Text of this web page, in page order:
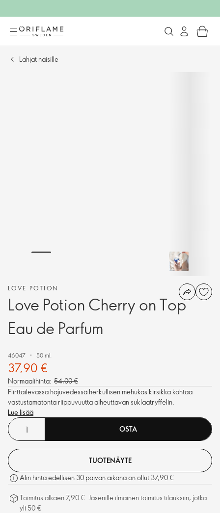
Lahjat naisille
LOVE POTION
Love Potion Cherry on Top
Eau de Parfum
46047 50 ml.
37,90 €
Normaalihinta: 54,00 €
Flirttailevassa hajuvedessä herkullisen mehukas kirsikka kohtaa
vastustamatonta riippuvuutta aiheuttavan suklaatryffelin.
Lue lisää
OSTA
TUOTENÄYTE
Alin hinta edellisen 30 päivän aikana on ollut 37,90 €
Toimitus alkaen 7,90 €. Jäsenille ilmainen toimitus tilauksiin, jotka
yli 50 €